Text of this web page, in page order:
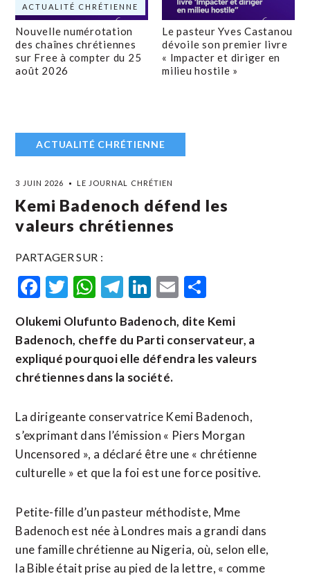
ACTUALITÉ CHRÉTIENNE
Nouvelle numérotation
des chaînes chrétiennes
sur Free à compter du 25
août 2026
Le pasteur Yves Castanou
dévoile son premier livre
« Impacter et diriger en
milieu hostile »
ACTUALITÉ CHRÉTIENNE
3 JUIN 2026 LE JOURNAL CHRÉTIEN
Kemi Badenoch défend les
valeurs chrétiennes
PARTAGER SUR :
Facebook
Twitter
WhatsApp
Telegram
LinkedIn
Email
Olukemi Olufunto Badenoch, dite Kemi
Badenoch, cheffe du Parti conservateur, a
expliqué pourquoi elle défendra les valeurs
chrétiennes dans la société.
La dirigeante conservatrice Kemi Badenoch,
s’exprimant dans l’émission « Piers Morgan
Uncensored », a déclaré être une « chrétienne
culturelle » et que la foi est une force positive.
Petite-fille d’un pasteur méthodiste, Mme
Badenoch est née à Londres mais a grandi dans
une famille chrétienne au Nigeria, où, selon elle,
la Bible était prise au pied de la lettre, « comme